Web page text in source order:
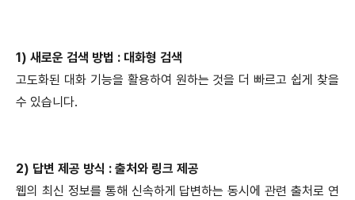
1) 새로운 검색 방법 : 대화형 검색
고도화된 대화 기능을 활용하여 원하는 것을 더 빠르고 쉽게 찾을
수 있습니다.
2) 답변 제공 방식 : 출처와 링크 제공
웹의 최신 정보를 통해 신속하게 답변하는 동시에 관련 출처로 연